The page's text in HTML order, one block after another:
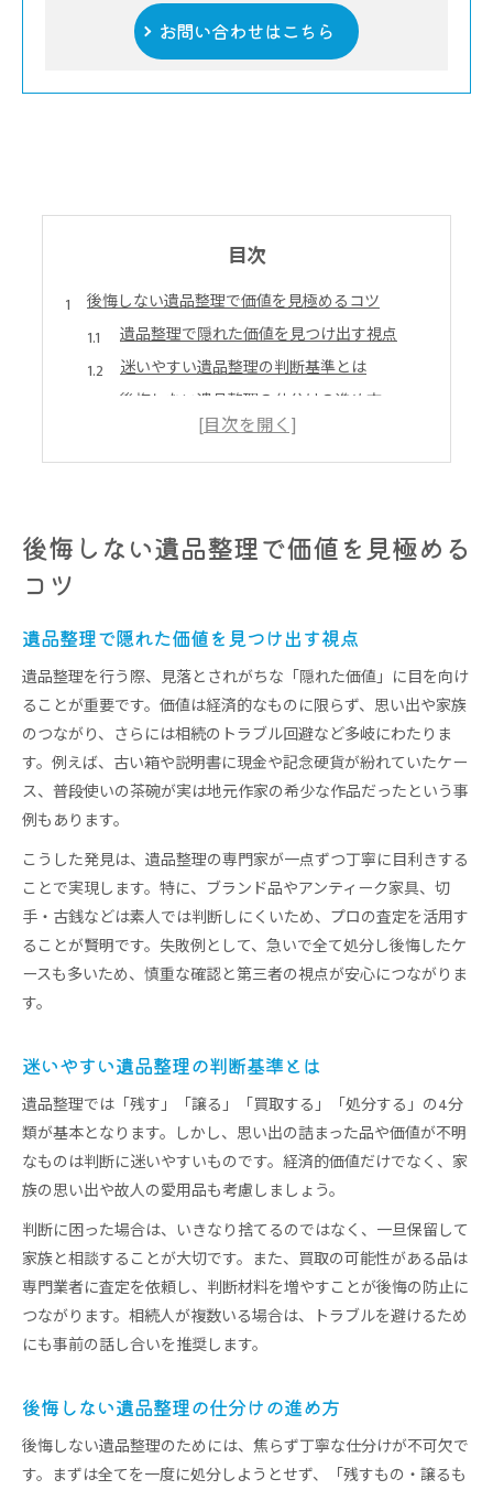
お問い合わせはこちら
目次
後悔しない遺品整理で価値を見極めるコツ
遺品整理で隠れた価値を見つけ出す視点
迷いやすい遺品整理の判断基準とは
後悔しない遺品整理の仕分けの進め方
価値発見のための遺品整理チェックリスト
遺品整理で残すべき品と処分する品の違い
遺品整理で思い出と財産の両立を目指すには
遺品整理の進め方と家族の納得感の作り方
遺品整理で相続トラブルを防ぐポイント
遺品整理の分け方で心を整える方法
判断に迷う遺品整理のヒントと注意点
遺品整理で迷う時の判断サポート術
判断が難しい遺品整理のケースと対応法
遺品整理で残すか処分か迷った時の考え方
遺品整理で気持ちが揺れる時の対処法
買取や現金発見も叶う遺品整理の手順
遺品整理で買取価値を見逃さない方法
遺品整理で現金や貴重品を発見するコツ
遺品整理で安全に現金化するための流れ
遺品整理で運気と心を整える方法とは
遺品整理で心の整理と運気アップを実感する
遺品整理のお焚き上げや供養の意味と効果
遺品整理で感謝を込める心構えの大切さ
遺品整理と清掃で空間を整える具体策
遺品整理で心理的な抵抗を減らす工夫
安心と納得のために学ぶ遺品整理の極意
遺品整理で安心を得るための基本知識
納得できる遺品整理のための準備と計画
遺品整理の実践例から学ぶ後悔しない工夫
遺品整理でトラブルを未然に防ぐ方法
遺品整理の専門家に相談するメリット
後悔しない遺品整理で価値を見極める
コツ
遺品整理で隠れた価値を見つけ出す視点
遺品整理を行う際、見落とされがちな「隠れた価値」に目を向け
ることが重要です。価値は経済的なものに限らず、思い出や家族
のつながり、さらには相続のトラブル回避など多岐にわたりま
す。例えば、古い箱や説明書に現金や記念硬貨が紛れていたケー
ス、普段使いの茶碗が実は地元作家の希少な作品だったという事
例もあります。
こうした発見は、遺品整理の専門家が一点ずつ丁寧に目利きする
ことで実現します。特に、ブランド品やアンティーク家具、切
手・古銭などは素人では判断しにくいため、プロの査定を活用す
ることが賢明です。失敗例として、急いで全て処分し後悔したケ
ースも多いため、慎重な確認と第三者の視点が安心につながりま
す。
迷いやすい遺品整理の判断基準とは
遺品整理では「残す」「譲る」「買取する」「処分する」の4分
類が基本となります。しかし、思い出の詰まった品や価値が不明
なものは判断に迷いやすいものです。経済的価値だけでなく、家
族の思い出や故人の愛用品も考慮しましょう。
判断に困った場合は、いきなり捨てるのではなく、一旦保留して
家族と相談することが大切です。また、買取の可能性がある品は
専門業者に査定を依頼し、判断材料を増やすことが後悔の防止に
つながります。相続人が複数いる場合は、トラブルを避けるため
にも事前の話し合いを推奨します。
後悔しない遺品整理の仕分けの進め方
後悔しない遺品整理のためには、焦らず丁寧な仕分けが不可欠で
す。まずは全てを一度に処分しようとせず、「残すもの・譲るも